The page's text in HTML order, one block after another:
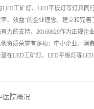
LED工矿灯、LED平板灯等灯具
、效益"的企业理念。建立和完
力的支持。20160829作为正规
资质荣誉有多项：中小企业、消
在LED工矿灯、LED平板灯等
医院概况